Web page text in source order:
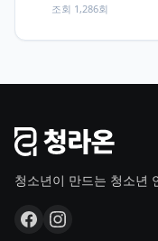
조회 1,286회
청소년이 만드는 청소년